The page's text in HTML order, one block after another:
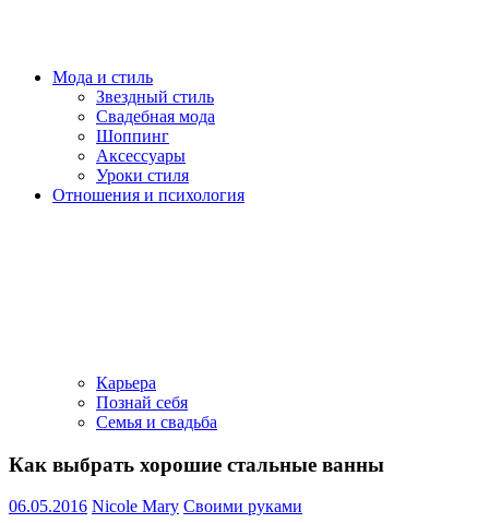
Мода и стиль
Звездный стиль
Свадебная мода
Шоппинг
Аксессуары
Уроки стиля
Отношения и психология
Карьера
Познай себя
Семья и свадьба
Как выбрать хорошие стальные ванны
06.05.2016 Nicole Mary Своими руками